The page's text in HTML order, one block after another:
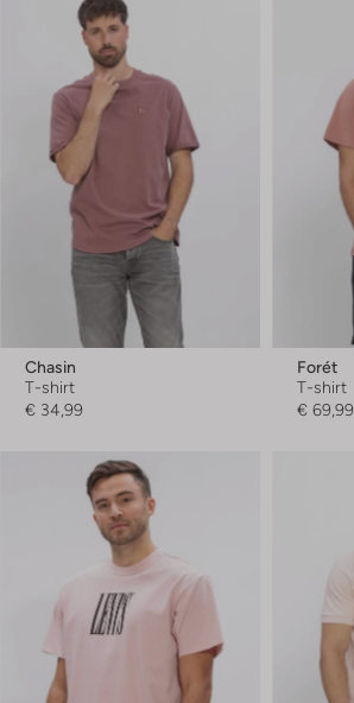
Chasin
T-shirt
€ 34,99
Forét
T-shirt
€ 69,99